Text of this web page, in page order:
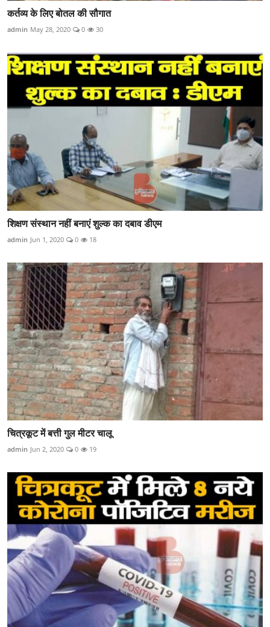
कर्तव्य के लिए बोतल की सौगात
admin May 28, 2020 0 30
शिक्षण संस्थान नहीं बनाएं शुल्क का दबाव डीएम
admin Jun 1, 2020 0 18
चित्रकूट में बत्ती गुल मीटर चालू
admin Jun 2, 2020 0 19